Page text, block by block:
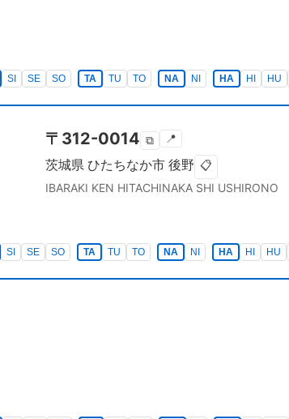
SI SE SO TA TU TO NA NI HA HI HU
〒 312-0014 ⧉ 📍
茨城県 ひたちなか市 後野 📋
IBARAKI KEN HITACHINAKA SHI USHIRONO
SI SE SO TA TU TO NA NI HA HI HU